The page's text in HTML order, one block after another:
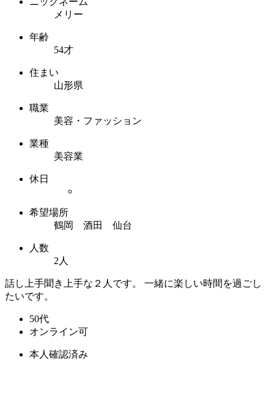
メリー
年齢
54才
住まい
山形県
職業
美容・ファッション
業種
美容業
休日
希望場所
鶴岡 酒田 仙台
人数
2人
話し上手聞き上手な２人です。 一緒に楽しい時間を過ごし
たいです。
50代
オンライン可
本人確認済み